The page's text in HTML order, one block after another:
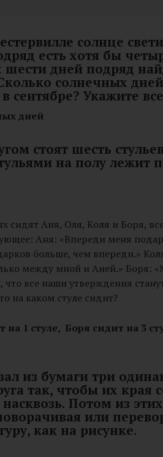
солнце
есть хотя бы
дней подряд
солнечных
в сентябре? Укажите
дней
стоят шесть
на полу лежит
сидят Аня, Оля, Коля и Боря,
Аня: «Впереди меня
больше, чем впереди.»
между мной и Аней.» Боря:
что все наши утверждения
на каком стуле сидит?
на 1 стуле, Боря сидит на 3
из бумаги три
так, чтобы их края
Потом из
или
как на рисунке.